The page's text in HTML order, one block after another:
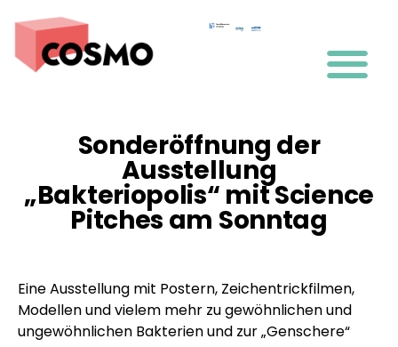
Sonderöffnung der
Ausstellung
„Bakteriopolis“ mit Science
Pitches am Sonntag
Eine Ausstellung mit Postern, Zeichentrickfilmen,
Modellen und vielem mehr zu gewöhnlichen und
ungewöhnlichen Bakterien und zur „Genschere“